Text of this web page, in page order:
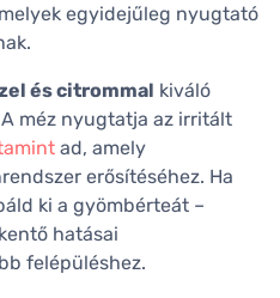
egyidejűleg nyugtató
és citrommal kiváló
méz nyugtatja az irritált
ad, amely
erősítéséhez. Ha
ki a gyömbérteát –
hatásai
felépüléshez.